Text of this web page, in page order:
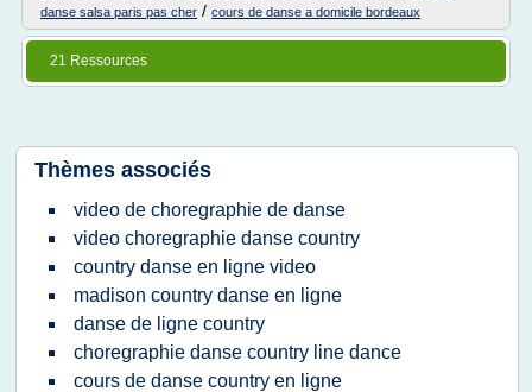
danse salsa paris pas cher / cours de danse a domicile bordeaux
21 Ressources
Thèmes associés
video de choregraphie de danse
video choregraphie danse country
country danse en ligne video
madison country danse en ligne
danse de ligne country
choregraphie danse country line dance
cours de danse country en ligne